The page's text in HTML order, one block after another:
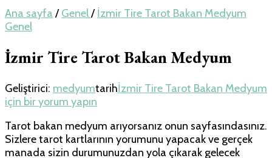
Ana sayfa / Genel/ İzmir Tire Tarot Bakan Medyum
Genel
İzmir Tire Tarot Bakan Medyum
Geliştirici: medyumtarihİzmir Tire Tarot Bakan Medyum
için bir yorum yapın
Tarot bakan medyum arıyorsanız onun sayfasındasınız.
Sizlere tarot kartlarının yorumunu yapacak ve gerçek
manada sizin durumunuzdan yola çıkarak gelecek